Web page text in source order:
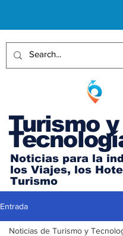
Turismo y
Noticias para la
los Viajes, los
Turismo
Entrada
Noticias de Turismo y